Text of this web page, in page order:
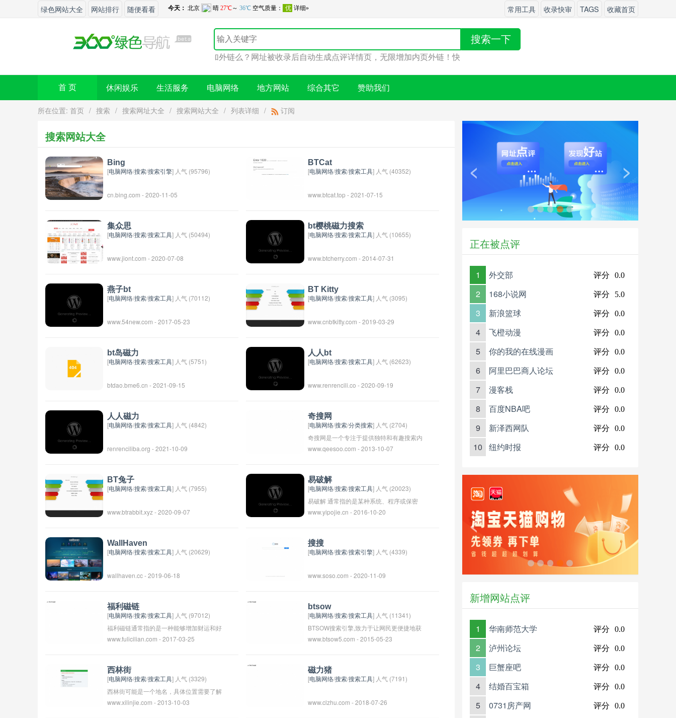
绿色网站大全 网站排行 随便看看 常用工具 收录快审 TAGS 收藏首页
搜索一下
您的网站想要增加外链么？网址被收录后自动生成点评详情页，无限增加内页外链！快来发布
首 页 休闲娱乐 生活服务 电脑网络 地方网站 综合其它 赞助我们
所在位置: 首页 / 搜索 / 搜索网址大全 / 搜索网站大全 / 列表详细 / 订阅
搜索网站大全
Bing
[电脑网络/搜索/搜索引擎] 人气 (95796)
cn.bing.com - 2020-11-05
BTCat
[电脑网络/搜索/搜索工具] 人气 (40352)
www.btcat.top - 2021-07-15
集众思
[电脑网络/搜索/搜索工具] 人气 (50494)
www.jiont.com - 2020-07-08
bt樱桃磁力搜索
[电脑网络/搜索/搜索工具] 人气 (10655)
www.btcherry.com - 2014-07-31
燕子bt
[电脑网络/搜索/搜索工具] 人气 (70112)
www.54new.com - 2017-05-23
BT Kitty
[电脑网络/搜索/搜索工具] 人气 (3095)
www.cnbtkitty.com - 2019-03-29
bt岛磁力
[电脑网络/搜索/搜索工具] 人气 (5751)
btdao.bme6.cn - 2021-09-15
人人bt
[电脑网络/搜索/搜索工具] 人气 (62623)
www.renrencili.co - 2020-09-19
人人磁力
[电脑网络/搜索/搜索工具] 人气 (4842)
renrenciliba.org - 2021-10-09
奇搜网
[电脑网络/搜索/分类搜索] 人气 (2704)
奇搜网是一个专注于提供独特和有趣搜索内
容的网络平台。用户可以在这个网站上搜索
等内容，让人们在忙碌的生活中放松心情，
发现不同的新奇世界。
www.qeesoo.com - 2013-10-07
BT兔子
[电脑网络/搜索/搜索工具] 人气 (7955)
www.btrabbit.xyz - 2020-09-07
易破解
[电脑网络/搜索/搜索工具] 人气 (20023)
易破解 通常指的是某种系统、程序或保密
措施容易被破解或破坏，意味着其安全性较
受到黑客攻击，泄露重要信息或遭受损坏。
因此，保护系统的安全性和加强防护措施变
www.yipojie.cn - 2016-10-20
WallHaven
[电脑网络/搜索/搜索工具] 人气 (20629)
wallhaven.cc - 2019-06-18
搜搜
[电脑网络/搜索/搜索引擎] 人气 (4339)
www.soso.com - 2020-11-09
福利磁链
[电脑网络/搜索/搜索工具] 人气 (97012)
福利磁链通常指的是一种能够增加财运和好
运的磁性链。人们相信通过佩戴这种磁链，
的影响。这种磁链通常由特殊材料制成，具
有磁性和特殊的能量波动。人们常常将其视
为护身符，希望能在生活中获得更多的幸运
和福利。
www.fulicilian.com - 2017-03-25
btsow
[电脑网络/搜索/搜索工具] 人气 (11341)
BTSOW搜索引擎,致力于让网民更便捷地获
取新建链接任务下载链接,找到所求。超过
搜索结果和网站。
www.btsow5.com - 2015-05-23
西林街
[电脑网络/搜索/搜索工具] 人气 (3329)
西林街可能是一个地名，具体位置需要了解
更多上下文信息才能确定。可能是某个城市
www.xilinjie.com - 2013-10-03
磁力猪
[电脑网络/搜索/搜索工具] 人气 (7191)
www.clzhu.com - 2018-07-26
< >
正在被点评
1 外交部 评分 0.0
2 168小说网 评分 5.0
3 新浪篮球 评分 0.0
4 飞橙动漫 评分 0.0
5 你的我的在线漫画 评分 0.0
6 阿里巴巴商人论坛 评分 0.0
7 漫客栈 评分 0.0
8 百度NBA吧 评分 0.0
9 新泽西网队 评分 0.0
10 纽约时报 评分 0.0
< >
新增网站点评
1 华南师范大学 评分 0.0
2 泸州论坛 评分 0.0
3 巨蟹座吧 评分 0.0
4 结婚百宝箱 评分 0.0
5 0731房产网 评分 0.0